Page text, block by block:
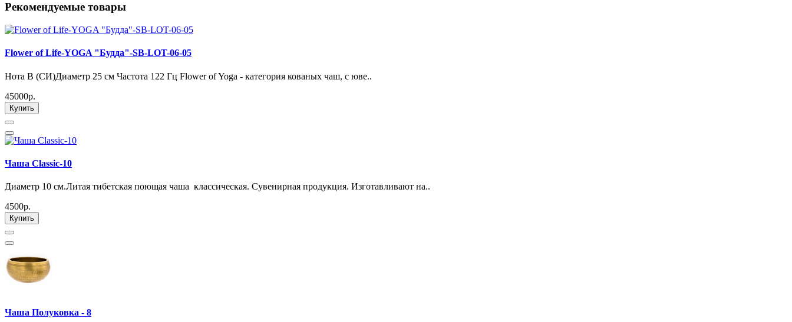
Рекомендуемые товары
Flower of Life-YOGA "Будда"-SB-LOT-06-05
Нота B (СИ)Диаметр 25 см Частота 122 Гц Flower of Yoga - категория кованых чаш, с юве..
45000р.
Купить
Чаша Classic-10
Диаметр 10 см.Литая тибетская поющая чаша классическая. Сувенирная продукция. Изготавливают на..
4500р.
Купить
Чаша Полуковка - 8